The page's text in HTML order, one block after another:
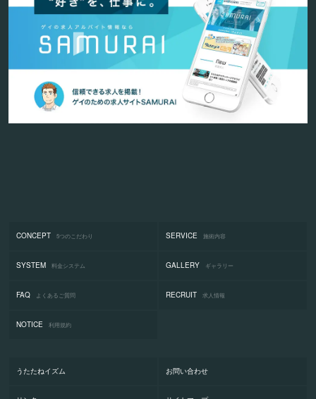
CONCEPT 5つのこだわり SERVICE 施術内容
SYSTEM 料金システム GALLERY ギャラリー
FAQ よくあるご質問 RECRUIT 求人情報
NOTICE 利用規約
うたたねイズム お問い合わせ